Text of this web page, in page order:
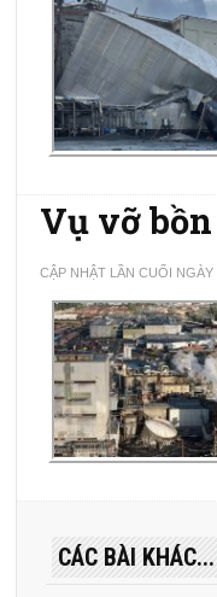
Vụ vỡ
CẬP NHẬT LẦN CUỐI
CÁC BÀI KHÁC...